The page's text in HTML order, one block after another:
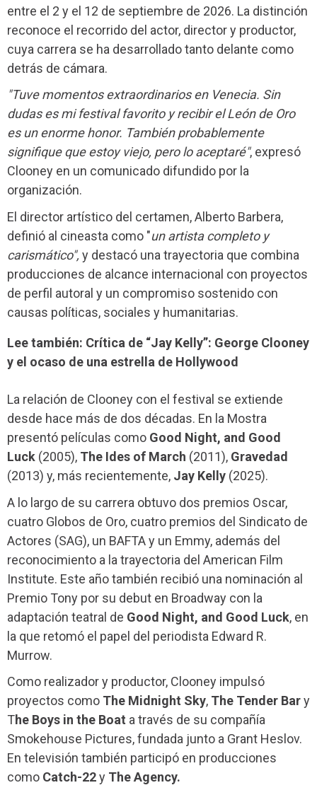
entre el 2 y el 12 de septiembre de 2026. La distinción
reconoce el recorrido del actor, director y productor,
cuya carrera se ha desarrollado tanto delante como
detrás de cámara.
"Tuve momentos extraordinarios en Venecia. Sin
dudas es mi festival favorito y recibir el León de Oro
es un enorme honor. También probablemente
signifique que estoy viejo, pero lo aceptaré", expresó
Clooney en un comunicado difundido por la
organización.
El director artístico del certamen, Alberto Barbera,
definió al cineasta como "un artista completo y
carismático", y destacó una trayectoria que combina
producciones de alcance internacional con proyectos
de perfil autoral y un compromiso sostenido con
causas políticas, sociales y humanitarias.
Lee también: Crítica de “Jay Kelly”: George Clooney
y el ocaso de una estrella de Hollywood
La relación de Clooney con el festival se extiende
desde hace más de dos décadas. En la Mostra
presentó películas como Good Night, and Good
Luck (2005), The Ides of March (2011), Gravedad
(2013) y, más recientemente, Jay Kelly (2025).
A lo largo de su carrera obtuvo dos premios Oscar,
cuatro Globos de Oro, cuatro premios del Sindicato de
Actores (SAG), un BAFTA y un Emmy, además del
reconocimiento a la trayectoria del American Film
Institute. Este año también recibió una nominación al
Premio Tony por su debut en Broadway con la
adaptación teatral de Good Night, and Good Luck, en
la que retomó el papel del periodista Edward R.
Murrow.
Como realizador y productor, Clooney impulsó
proyectos como The Midnight Sky, The Tender Bary
The Boys in the Boat a través de su compañía
Smokehouse Pictures, fundada junto a Grant Heslov.
En televisión también participó en producciones
como Catch-22y The Agency.